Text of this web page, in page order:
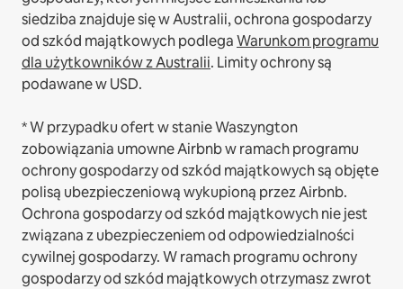
siedziba znajduje się w Australii, ochrona gospodarzy
od szkód majątkowych podlegaWarunkom programu
dla użytkowników z Australii. Limity ochrony są
podawane w USD.
* W przypadku ofert w stanie Waszyngton
zobowiązania umowne Airbnb w ramach programu
ochrony gospodarzy od szkód majątkowych są objęte
polisą ubezpieczeniową wykupioną przez Airbnb.
Ochrona gospodarzy od szkód majątkowych nie jest
związana z ubezpieczeniem od odpowiedzialności
cywilnej gospodarzy. W ramach programu ochrony
gospodarzy od szkód majątkowych otrzymasz zwrot